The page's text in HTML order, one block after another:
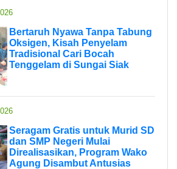
Bertaruh Nyawa Tanpa Tabung
Oksigen, Kisah Penyelam
Tradisional Cari Bocah
Tenggelam di Sungai Siak
Seragam Gratis untuk Murid SD
dan SMP Negeri Mulai
Direalisasikan, Program Wako
Agung Disambut Antusias